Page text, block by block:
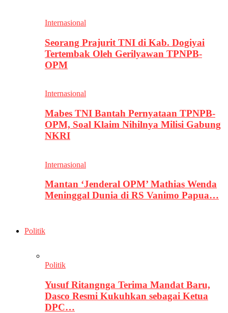
Internasional
Seorang Prajurit TNI di Kab. Dogiyai
Tertembak Oleh Gerilyawan TPNPB-
OPM
Internasional
Mabes TNI Bantah Pernyataan TPNPB-
OPM, Soal Klaim Nihilnya Milisi Gabung
NKRI
Internasional
Mantan ‘Jenderal OPM’ Mathias Wenda
Meninggal Dunia di RS Vanimo Papua…
Politik
Politik
Yusuf Ritangnga Terima Mandat Baru,
Dasco Resmi Kukuhkan sebagai Ketua
DPC…